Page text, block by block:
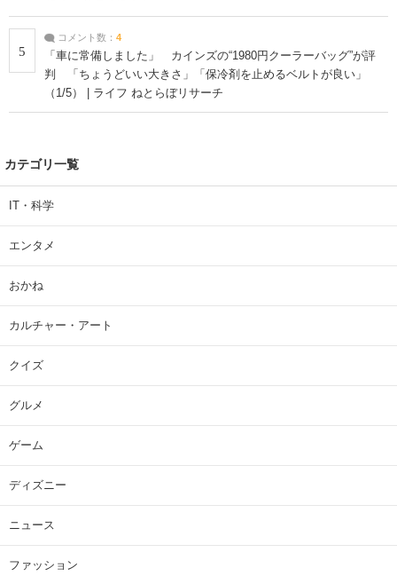
5
コメント数： 4
「車に常備しました」 カインズの“1980円クーラーバッグ”が評
判 「ちょうどいい大きさ」「保冷剤を止めるベルトが良い」
（1/5） | ライフ ねとらぼリサーチ
カテゴリ一覧
IT・科学
エンタメ
おかね
カルチャー・アート
クイズ
グルメ
ゲーム
ディズニー
ニュース
ファッション